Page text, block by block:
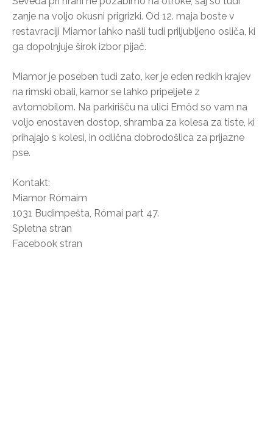
zanje na voljo okusni prigrizki. Od 12. maja boste v
restavraciji Miamor lahko našli tudi priljubljeno osliča, ki
ga dopolnjuje širok izbor pijač.
Miamor je poseben tudi zato, ker je eden redkih krajev
na rimski obali, kamor se lahko pripeljete z
avtomobilom. Na parkirišču na ulici Emőd so vam na
voljo enostaven dostop, shramba za kolesa za tiste, ki
prihajajo s kolesi, in odlična dobrodošlica za prijazne
pse.
Kontakt:
Miamor Rómaim
1031 Budimpešta, Római part 47.
Spletna stran
Facebook stran